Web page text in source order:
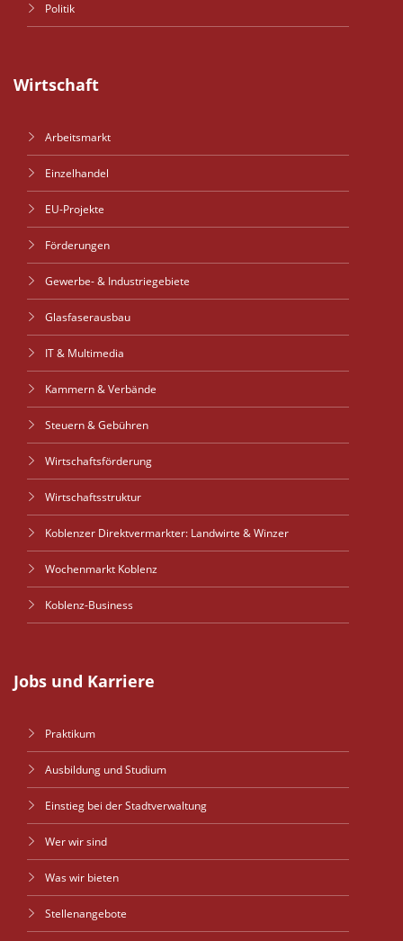
Politik
Wirtschaft
Arbeitsmarkt
Einzelhandel
EU-Projekte
Förderungen
Gewerbe- & Industriegebiete
Glasfaserausbau
IT & Multimedia
Kammern & Verbände
Steuern & Gebühren
Wirtschaftsförderung
Wirtschaftsstruktur
Koblenzer Direktvermarkter: Landwirte & Winzer
Wochenmarkt Koblenz
Koblenz-Business
Jobs und Karriere
Praktikum
Ausbildung und Studium
Einstieg bei der Stadtverwaltung
Wer wir sind
Was wir bieten
Stellenangebote